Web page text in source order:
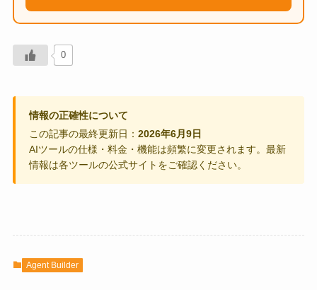
0
情報の正確性について
この記事の最終更新日：2026年6月9日
AIツールの仕様・料金・機能は頻繁に変更されます。最新
情報は各ツールの公式サイトをご確認ください。
Agent Builder